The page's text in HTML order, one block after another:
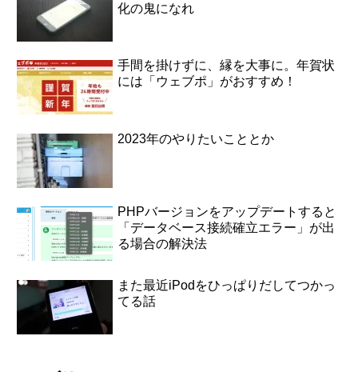
化の鬼になれ
手間を掛けずに、縁を大事に。年賀状
には「ウェブポ」がおすすめ！
2023年のやりたいこととか
PHPバージョンをアップデートすると
「データベース接続確立エラー」が出
る場合の解決法
また最近iPodをひっぱりだしてつかっ
てる話